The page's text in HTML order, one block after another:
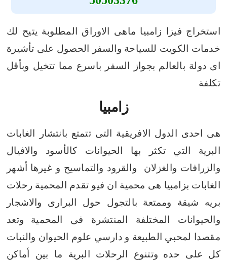
استخراج فيزا زامبيا ماهى الاوراق المطلوبة يتيح لك
خدمات الكويت للسياحة والسفر الحصول على تأشيرة
اى دولة بالعالم بجواز السفر باسرع مما تتخيل وبأقل
تكلفة
زامبيا
هى احدى الدول الافريقية التى تتمتع بانتشار الغابات
البرية التي تكثر بها الحيوانات كالأسود والافيال
والزرافات والغزلان والقرود والتماسيح و غيرها
أشهر
الغابات بزامبيا هى محمية ان فيو تقدم المحمية رحلات
بريه شيقة وممتعة بالتجول حول البرارى والاشجار
والحيوانات المختلفة المنتشرة فى المحمية
وتعد
مقصدا لمحبي الطبيعة و دارسي علوم الحيوان والنبات
كل على حده وتتنوع الرحلات البرية ما بين أماكن